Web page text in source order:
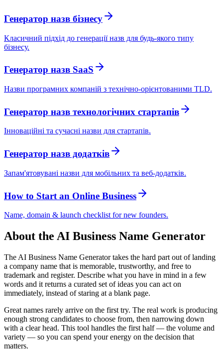
Генератор назв бізнесу
Класичний підхід до генерації назв для будь-якого типу
бізнесу.
Генератор назв SaaS
Назви програмних компаній з технічно-орієнтованими TLD.
Генератор назв технологічних стартапів
Інноваційні та сучасні назви для стартапів.
Генератор назв додатків
Запам'ятовувані назви для мобільних та веб-додатків.
How to Start an Online Business
Name, domain & launch checklist for new founders.
About the AI Business Name Generator
The AI Business Name Generator takes the hard part out of landing
a company name that is memorable, trustworthy, and free to
trademark and register. Describe what you have in mind in a few
words and it returns a curated set of ideas you can act on
immediately, instead of staring at a blank page.
Great names rarely arrive on the first try. The real work is producing
enough strong candidates to choose from, then narrowing down
with a clear head. This tool handles the first half — the volume and
variety — so you can spend your energy on the decision that
matters.